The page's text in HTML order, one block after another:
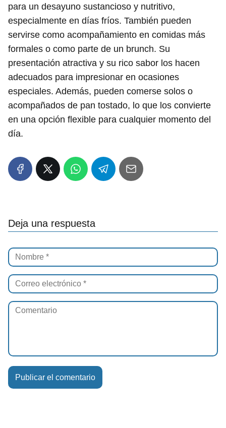
para un desayuno sustancioso y nutritivo,
especialmente en días fríos. También pueden
servirse como acompañamiento en comidas más
formales o como parte de un brunch. Su
presentación atractiva y su rico sabor los hacen
adecuados para impresionar en ocasiones
especiales. Además, pueden comerse solos o
acompañados de pan tostado, lo que los convierte
en una opción flexible para cualquier momento del
día.
Deja una respuesta